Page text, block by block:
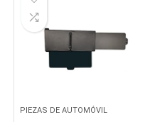
PIEZAS DE AUTOMÓVIL